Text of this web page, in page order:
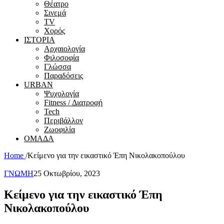
Θέατρο
Σινεμά
ΤV
Χορός
ΙΣΤΟΡΙΑ
Αρχαιολογία
Φιλοσοφία
Γλώσσα
Παραδόσεις
URBAN
Ψυχολογία
Fitness / Διατροφή
Tech
Περιβάλλον
Ζωοφιλία
ΟΜΑΔΑ
Home /Κείμενο για την εικαστικό Έπη Νικολακοπούλου
ΓΝΩΜΗ25 Οκτωβρίου, 2023
Κείμενο για την εικαστικό Έπη
Νικολακοπούλου